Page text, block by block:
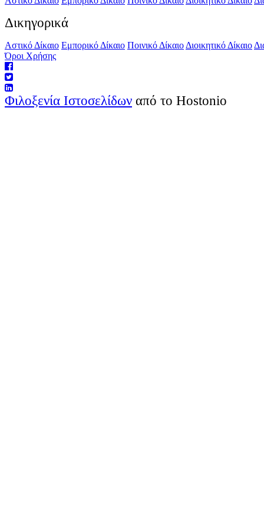
Δικηγορικά
Αστικό Δίκαιο Εμπορικό Δίκαιο Ποινικό Δίκαιο Διοικητικό Δίκαιο
Όροι Χρήσης
Φιλοξενία Ιστοσελίδων από το Hostonio